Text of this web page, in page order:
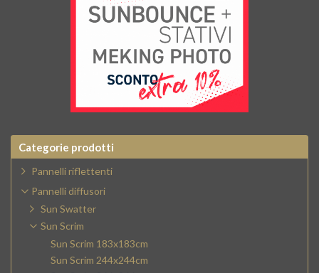
Categorie prodotti
Pannelli riflettenti
Pannelli diffusori
Sun Swatter
Sun Scrim
Sun Scrim 183x183cm
Sun Scrim 244x244cm